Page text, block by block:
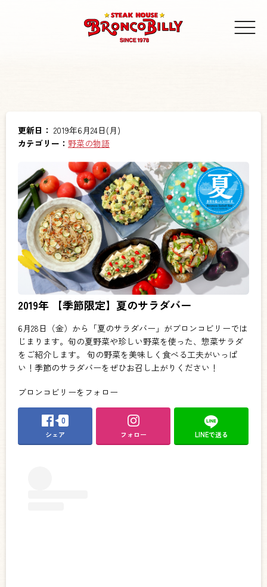
更新日： 2019年6月24日(月)
カテゴリー： 野菜の物語
2019年 【季節限定】夏のサラダバー
6月28日（金）から「夏のサラダバー」がブロンコビリーでは
じまります。旬の夏野菜や珍しい野菜を使った、惣菜サラダ
をご紹介します。 旬の野菜を美味しく食べる工夫がいっぱ
い！季節のサラダバーをぜひお召し上がりください！
ブロンコビリーをフォロー
0
シェア フォロー LINEで送る